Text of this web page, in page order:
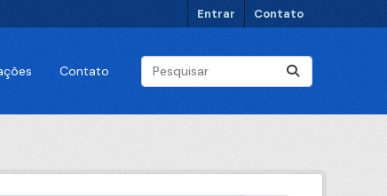
Entrar Contato
Contato